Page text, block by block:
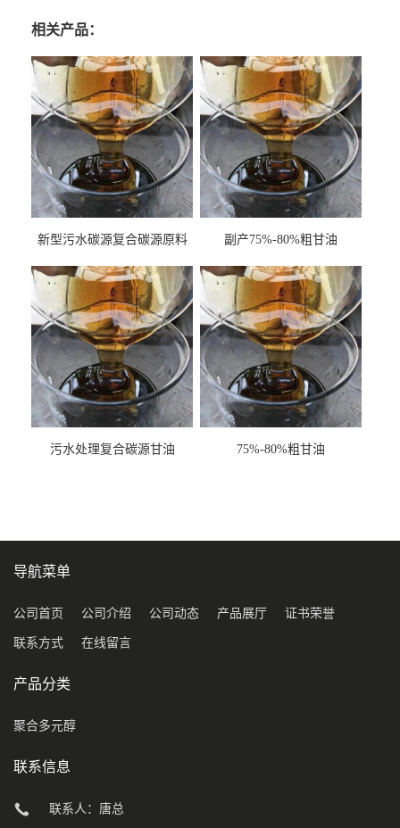
相关产品：
新型污水碳源复合碳源原料
副产75%-80%粗甘油
污水处理复合碳源甘油
75%-80%粗甘油
导航菜单
公司首页 公司介绍 公司动态 产品展厅 证书荣誉
联系方式 在线留言
产品分类
聚合多元醇
联系信息
联系人：唐总